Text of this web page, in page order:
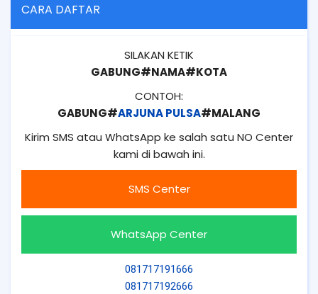
CARA DAFTAR
SILAKAN KETIK
GABUNG#NAMA#KOTA
CONTOH:
GABUNG#ARJUNA PULSA#MALANG
Kirim SMS atau WhatsApp ke salah satu NO Center
kami di bawah ini.
SMS Center
WhatsApp Center
081717191666
081717192666